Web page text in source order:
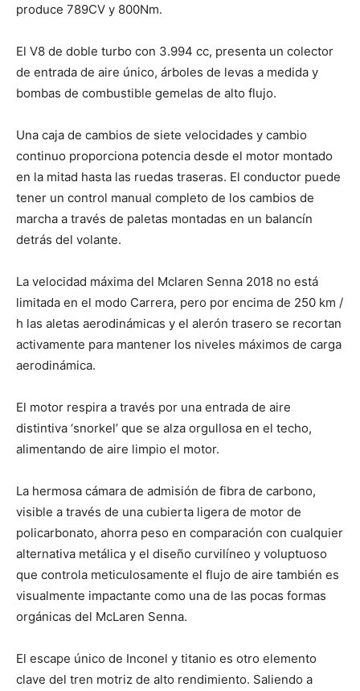
produce 789CV y 800Nm.
El V8 de doble turbo con 3.994 cc, presenta un colector
de entrada de aire único, árboles de levas a medida y
bombas de combustible gemelas de alto flujo.
Una caja de cambios de siete velocidades y cambio
continuo proporciona potencia desde el motor montado
en la mitad hasta las ruedas traseras. El conductor puede
tener un control manual completo de los cambios de
marcha a través de paletas montadas en un balancín
detrás del volante.
La velocidad máxima del Mclaren Senna 2018 no está
limitada en el modo Carrera, pero por encima de 250 km /
h las aletas aerodinámicas y el alerón trasero se recortan
activamente para mantener los niveles máximos de carga
aerodinámica.
El motor respira a través por una entrada de aire
distintiva ‘snorkel’ que se alza orgullosa en el techo,
alimentando de aire limpio el motor.
La hermosa cámara de admisión de fibra de carbono,
visible a través de una cubierta ligera de motor de
policarbonato, ahorra peso en comparación con cualquier
alternativa metálica y el diseño curvilíneo y voluptuoso
que controla meticulosamente el flujo de aire también es
visualmente impactante como una de las pocas formas
orgánicas del McLaren Senna.
El escape único de Inconel y titanio es otro elemento
clave del tren motriz de alto rendimiento. Saliendo a